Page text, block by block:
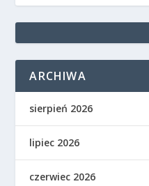
ARCHIWA
sierpień 2026
lipiec 2026
czerwiec 2026